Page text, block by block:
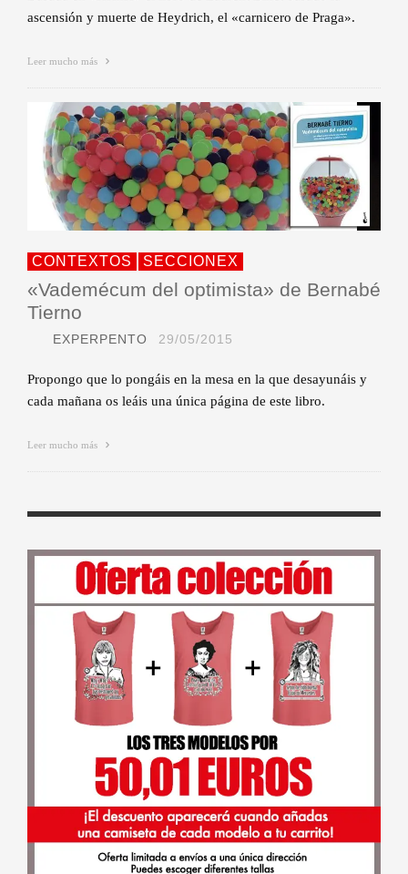
ascensión y muerte de Heydrich, el «carnicero de Praga».
Leer mucho más
CONTEXTOS SECCIONEX
«Vademécum del optimista» de Bernabé
Tierno
EXPERPENTO 29/05/2015
Propongo que lo pongáis en la mesa en la que desayunáis y
cada mañana os leáis una única página de este libro.
Leer mucho más